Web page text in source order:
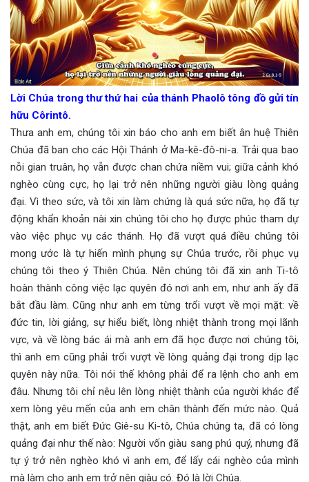
Lời Chúa trong thư thứ hai của thánh Phaolô tông đồ gửi tín
hữu Côrintô.
Thưa anh em, chúng tôi xin báo cho anh em biết ân huệ Thiên
Chúa đã ban cho các Hội Thánh ở Ma-kê-đô-ni-a. Trải qua bao
nỗi gian truân, họ vẫn được chan chứa niềm vui; giữa cảnh khó
nghèo cùng cực, họ lại trở nên những người giàu lòng quảng
đại. Vì theo sức, và tôi xin làm chứng là quá sức nữa, họ đã tự
động khẩn khoản nài xin chúng tôi cho họ được phúc tham dự
vào việc phục vụ các thánh. Họ đã vượt quá điều chúng tôi
mong ước là tự hiến mình phụng sự Chúa trước, rồi phục vụ
chúng tôi theo ý Thiên Chúa. Nên chúng tôi đã xin anh Ti-tô
hoàn thành công việc lạc quyên đó nơi anh em, như anh ấy đã
bắt đầu làm. Cũng như anh em từng trổi vượt về mọi mặt: về
đức tin, lời giảng, sự hiểu biết, lòng nhiệt thành trong mọi lãnh
vực, và về lòng bác ái mà anh em đã học được nơi chúng tôi,
thì anh em cũng phải trổi vượt về lòng quảng đại trong dịp lạc
quyên này nữa. Tôi nói thế không phải để ra lệnh cho anh em
đâu. Nhưng tôi chỉ nêu lên lòng nhiệt thành của người khác để
xem lòng yêu mến của anh em chân thành đến mức nào. Quả
thật, anh em biết Đức Giê-su Ki-tô, Chúa chúng ta, đã có lòng
quảng đại như thế nào: Người vốn giàu sang phú quý, nhưng đã
tự ý trở nên nghèo khó vì anh em, để lấy cái nghèo của mình
mà làm cho anh em trở nên giàu có. Đó là lời Chúa.